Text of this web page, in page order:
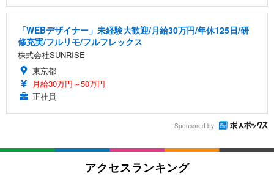
「WEBデザイナー」未経験大歓迎/月給30万円/年休125日/研
修充実/フルリモ/フルフレックス
株式会社SUNRISE
東京都
月給30万円～50万円
正社員
Sponsored by
アクセスランキング